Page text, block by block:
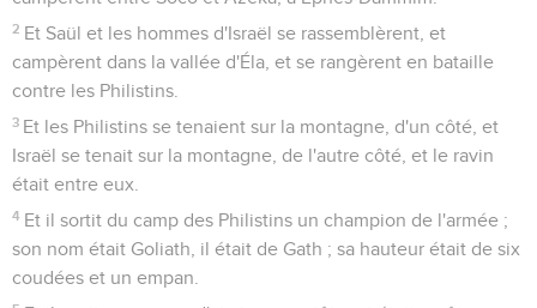
2 Et Saül et les hommes d'Israël se rassemblèrent, et
campèrent dans la vallée d'Éla, et se rangèrent en bataille
contre les Philistins.
3 Et les Philistins se tenaient sur la montagne, d'un côté, et
Israël se tenait sur la montagne, de l'autre côté, et le ravin
était entre eux.
4 Et il sortit du camp des Philistins un champion de l'armée ;
son nom était Goliath, il était de Gath ; sa hauteur était de six
coudées et un empan.